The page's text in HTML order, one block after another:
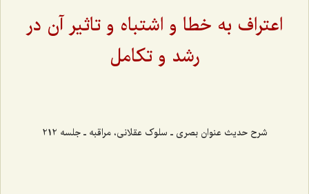
اعتراف به خطا و اشتباه و تاثیر آن در
رشد و تکامل
شرح حدیث عنوان بصری ـ سلوک عقلانی، مراقبه ـ جلسه 212